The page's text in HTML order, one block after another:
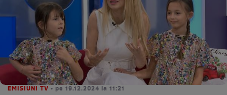
EMISIUNI TV • pe 19.12.2024 la 11:21